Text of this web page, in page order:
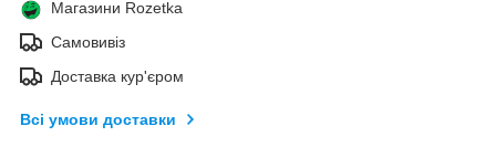
Магазини Rozetka
Самовивіз
Доставка кур'єром
Всі умови доставки